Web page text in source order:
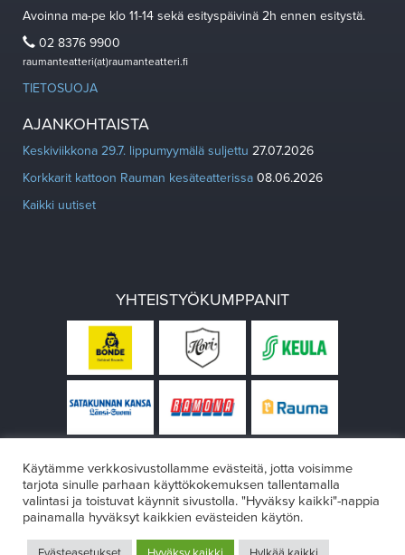
Avoinna ma-pe klo 11-14 sekä esityspäivinä 2h ennen esitystä.
02 8376 9900
raumanteatteri(at)raumanteatteri.fi
TIETOSUOJA
AJANKOHTAISTA
Keskiviikkona 29.7. lippumyymälä suljettu 27.07.2026
Korkkarit kattoon Rauman kesäteatterissa 08.06.2026
Kaikki uutiset
YHTEISTYÖKUMPPANIT
Käytämme verkkosivustollamme evästeitä, jotta voisimme
tarjota sinulle parhaan käyttökokemuksen tallentamalla
valintasi ja toistuvat käynnit sivustolla. "Hyväksy kaikki"-nappia
painamalla hyväksyt kaikkien evästeiden käytön.